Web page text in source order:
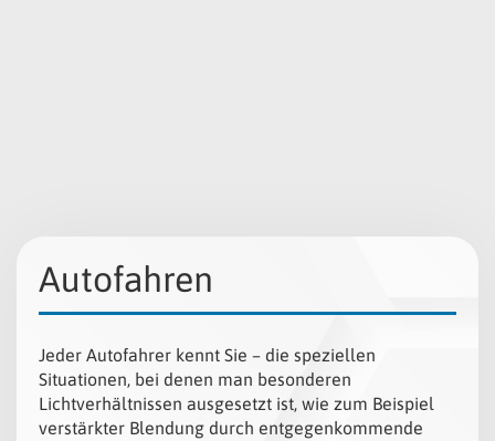
Autofahren
Jeder Autofahrer kennt Sie – die speziellen
Situationen, bei denen man besonderen
Lichtverhältnissen ausgesetzt ist, wie zum Beispiel
verstärkter Blendung durch entgegenkommende